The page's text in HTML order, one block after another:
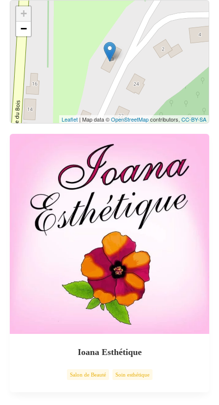
Cliquez sur le bouton pour afficher la carte.
Voir la carte
+
−
Leaflet | Map data ©OpenStreetMapcontributors, CC-BY-SA
Ioana Esthétique
Salon de Beauté Soin esthétique